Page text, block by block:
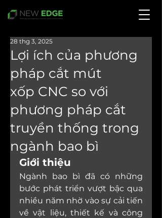
Lợi ích của phương
pháp cắt mút
xốp CNC so với
phương pháp cắt
truyền thống trong
ngành bao bì
28 thg 3, 2025
Giới thiệu
Ngành bao bì đã có những
bước phát triển vượt bậc qua
nhiều năm nhờ vào sự cải tiến
về vật liệu, thiết kế và công